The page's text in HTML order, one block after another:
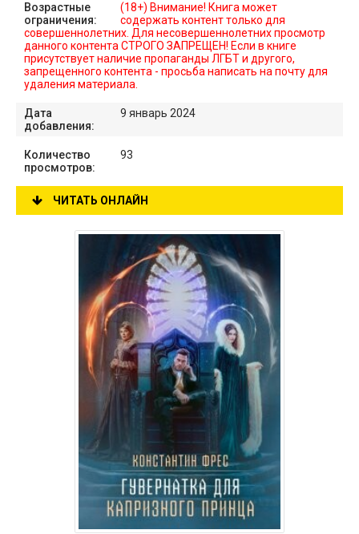
Возрастные
ограничения:
(18+) Внимание! Книга может
содержать контент только для
совершеннолетних. Для несовершеннолетних просмотр
данного контента СТРОГО ЗАПРЕЩЕН! Если в книге
присутствует наличие пропаганды ЛГБТ и другого,
запрещенного контента - просьба написать на почту для
удаления материала.
Дата
добавления:
9 январь 2024
Количество
просмотров:
93
ЧИТАТЬ ОНЛАЙН